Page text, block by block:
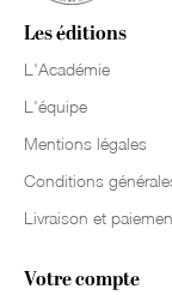
Les éditions
L'Académie
L'équipe
Mentions légales
Conditions
Livraison et
Votre compte